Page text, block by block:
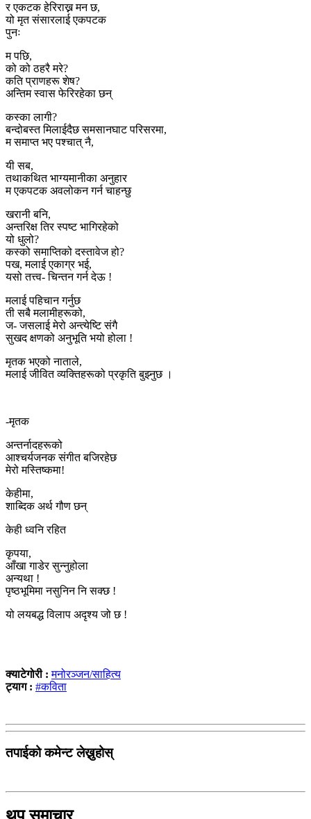
र एकटक हेरिराख्न मन छ,
यो मृत संसारलाई एकपटक
पुनः
म पछि,
को को ठहरै मरे?
कति प्राणहरू शेष?
अन्तिम स्वास फेरिरहेका छन्
कस्का लागी?
बन्दोबस्त मिलाईदैछ समसानघाट परिसरमा,
म समाप्त भए पश्चात् नै,
यी सब,
तथाकथित भाग्यमानीका अनुहार
म एकपटक अवलोकन गर्न चाहन्छु
खरानी बनि,
अन्तरिक्ष तिर स्पष्ट भागिरहेको
यो धुलो?
कस्को समाप्तिको दस्तावेज हो?
पख, मलाई एकाग्र भई,
यसो तत्त्व- चिन्तन गर्न देऊ !
मलाई पहिचान गर्नुछ
ती सबै मलामीहरूको,
ज- जसलाई मेरो अन्त्येष्टि संगै
सुखद क्षणको अनुभूति भयो होला !
मृतक भएको नाताले,
मलाई जीवित व्यक्तिहरूको प्रकृति बुझ्नुछ ।
-मृतक
अन्तर्नादहरूको
आश्चर्यजनक संगीत बजिरहेछ
मेरो मस्तिष्कमा!
केहीमा,
शाब्दिक अर्थ गौण छन्
केही ध्वनि रहित
कृपया,
आँखा गाडेर सुन्नुहोला
अन्यथा !
पृष्ठभूमिमा नसुनिन नि सक्छ !
यो लयबद्ध विलाप अदृश्य जो छ !
क्याटेगोरी :मनोरञ्जन/साहित्य
ट्याग : #कविता
तपाईको कमेन्ट लेख्नुहोस्